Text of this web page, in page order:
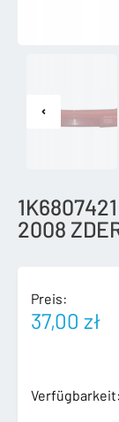
2008
Preis:
37,00 zł
Verfügbarkeit:
1K6807421